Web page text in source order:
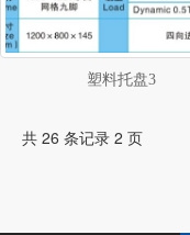
塑料托盘3
共 26 条记录 2 页